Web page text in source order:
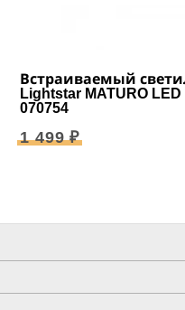
Встраиваемый
Lightstar MATURO LED
070754
1 499 ₽